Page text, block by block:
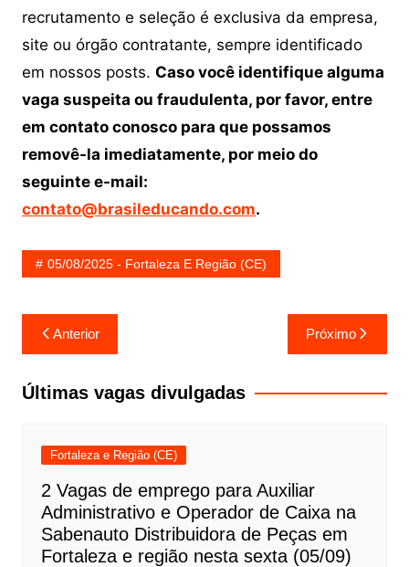
recrutamento e seleção é exclusiva da empresa,
site ou órgão contratante, sempre identificado
em nossos posts. Caso você identifique alguma
vaga suspeita ou fraudulenta, por favor, entre
em contato conosco para que possamos
removê-la imediatamente, por meio do
seguinte e-mail:
contato@brasileducando.com.
05/08/2025 - Fortaleza E Região (CE)
Navegação
de
Post
Anterior Próximo
Últimas vagas divulgadas
Fortaleza e Região (CE)
2 Vagas de emprego para Auxiliar
Administrativo e Operador de Caixa na
Sabenauto Distribuidora de Peças em
Fortaleza e região nesta sexta (05/09)